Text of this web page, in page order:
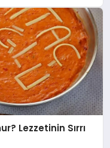
Lezzetinin Sırrı